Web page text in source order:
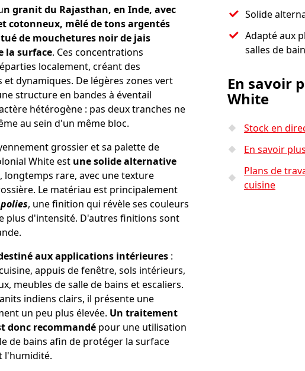
n granit du Rajasthan, en Inde, avec
cotonneux, mêlé de tons argentés
de mouchetures noir de jais
la surface. Ces concentrations
localement, créant des
dynamiques. De légères zones vert
structure en bandes à éventail
hétérogène : pas deux tranches ne
au sein d'un même bloc.
grossier et sa palette de
White est une solide alternative
, longtemps rare, avec une texture
Le matériau est principalement
polies, une finition qui révèle ses couleurs
plus d'intensité. D'autres finitions sont
aux applications intérieures :
appuis de fenêtre, sols intérieurs,
meubles de salle de bains et escaliers.
indiens clairs, il présente une
un peu plus élevée. Un traitement
donc recommandé pour une utilisation
de bains afin de protéger la surface
l'humidité.
Solide
Adapté aux
salles de
En savoir
White
Stock en
En savoir
Plans de
cuisine